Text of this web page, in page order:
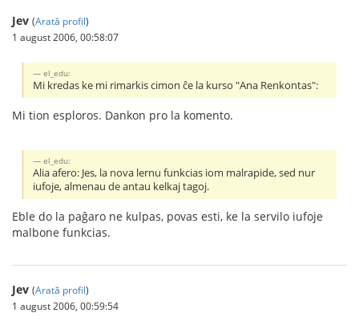
Jev (Arată profil)
1 august 2006, 00:58:07
el_edu:
Mi kredas ke mi rimarkis cimon ĉe la kurso "Ana Renkontas":
Mi tion esploros. Dankon pro la komento.
el_edu:
Alia afero: Jes, la nova lernu funkcias iom malrapide, sed nur
iufoje, almenau de antau kelkaj tagoj.
Eble do la paĝaro ne kulpas, povas esti, ke la servilo iufoje
malbone funkcias.
Jev (Arată profil)
1 august 2006, 00:59:54